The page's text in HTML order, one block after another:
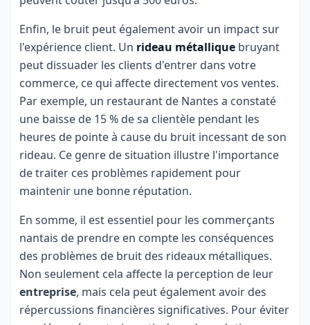
Enfin, le bruit peut également avoir un impact sur
l'expérience client. Un rideau métallique bruyant
peut dissuader les clients d'entrer dans votre
commerce, ce qui affecte directement vos ventes.
Par exemple, un restaurant de Nantes a constaté
une baisse de 15 % de sa clientèle pendant les
heures de pointe à cause du bruit incessant de son
rideau. Ce genre de situation illustre l'importance
de traiter ces problèmes rapidement pour
maintenir une bonne réputation.
En somme, il est essentiel pour les commerçants
nantais de prendre en compte les conséquences
des problèmes de bruit des rideaux métalliques.
Non seulement cela affecte la perception de leur
entreprise, mais cela peut également avoir des
répercussions financières significatives. Pour éviter